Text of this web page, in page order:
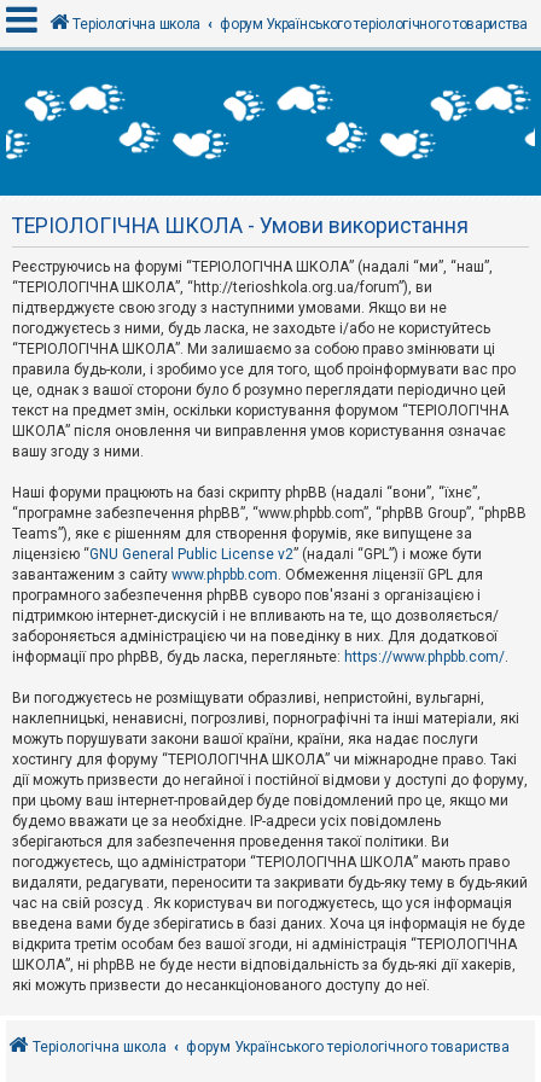
х
і
Р
є
с
т
р
а
ц
я
Т
м
и
б
е
з
в
і
д
п
о
в
д
й
А
к
т
и
в
н
т
е
м
и
о
Теріологічна школа форум Українського теріологічного товариства
ТЕРІОЛОГІЧНА ШКОЛА - Умови використання
Реєструючись на форумі “ТЕРІОЛОГІЧНА ШКОЛА” (надалі “ми”, “наш”,
“ТЕРІОЛОГІЧНА ШКОЛА”, “http://terioshkola.org.ua/forum”), ви
підтверджуєте свою згоду з наступними умовами. Якщо ви не
погоджуєтесь з ними, будь ласка, не заходьте і/або не користуйтесь
“ТЕРІОЛОГІЧНА ШКОЛА”. Ми залишаємо за собою право змінювати ці
правила будь-коли, і зробимо усе для того, щоб проінформувати вас про
це, однак з вашої сторони було б розумно переглядати періодично цей
текст на предмет змін, оскільки користування форумом “ТЕРІОЛОГІЧНА
ШКОЛА” після оновлення чи виправлення умов користування означає
вашу згоду з ними.
Наші форуми працюють на базі скрипту phpBB (надалі “вони”, “їхнє”,
“програмне забезпечення phpBB”, “www.phpbb.com”, “phpBB Group”, “phpBB
Teams”), яке є рішенням для створення форумів, яке випущене за
ліцензією “GNU General Public License v2” (надалі “GPL”) і може бути
завантаженим з сайту www.phpbb.com. Обмеження ліцензії GPL для
програмного забезпечення phpBB суворо пов'язані з організацією і
підтримкою інтернет-дискусій і не впливають на те, що дозволяється/
забороняється адміністрацією чи на поведінку в них. Для додаткової
інформації про phpBB, будь ласка, перегляньте: https://www.phpbb.com/.
Ви погоджуєтесь не розміщувати образливі, непристойні, вульгарні,
наклепницькі, ненависні, погрозливі, порнографічні та інші матеріали, які
можуть порушувати закони вашої країни, країни, яка надає послуги
хостингу для форуму “ТЕРІОЛОГІЧНА ШКОЛА” чи міжнародне право. Такі
дії можуть призвести до негайної і постійної відмови у доступі до форуму,
при цьому ваш інтернет-провайдер буде повідомлений про це, якщо ми
будемо вважати це за необхідне. IP-адреси усіх повідомлень
зберігаються для забезпечення проведення такої політики. Ви
погоджуєтесь, що адміністратори “ТЕРІОЛОГІЧНА ШКОЛА” мають право
видаляти, редагувати, переносити та закривати будь-яку тему в будь-який
час на свій розсуд . Як користувач ви погоджуєтесь, що уся інформація
введена вами буде зберігатись в базі даних. Хоча ця інформація не буде
відкрита третім особам без вашої згоди, ні адміністрація “ТЕРІОЛОГІЧНА
ШКОЛА”, ні phpBB не буде нести відповідальність за будь-які дії хакерів,
які можуть призвести до несанкціонованого доступу до неї.
Теріологічна школа форум Українського теріологічного товариства